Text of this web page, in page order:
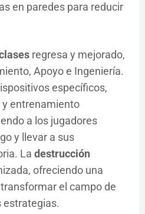
en paredes para reducir
regresa y mejorado,
Apoyo e Ingeniería.
específicos,
entrenamiento
a los jugadores
y llevar a sus
La destrucción
ofreciendo una
el campo de
estrategias.